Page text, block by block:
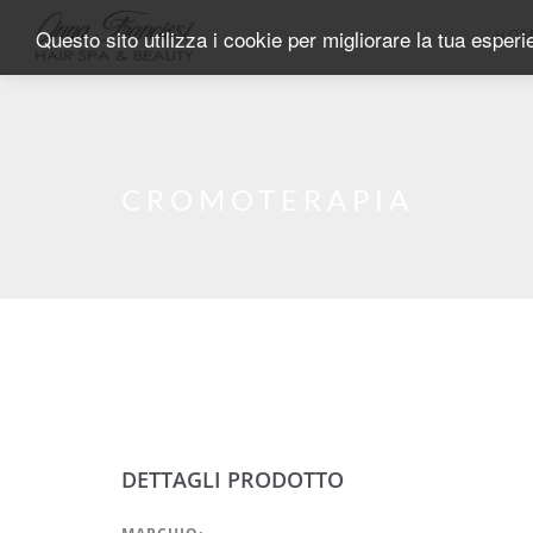
Questo sito utilizza i cookie per migliorare la tua
Salta al contenuto principale
DETTAGLI PRODOTTO